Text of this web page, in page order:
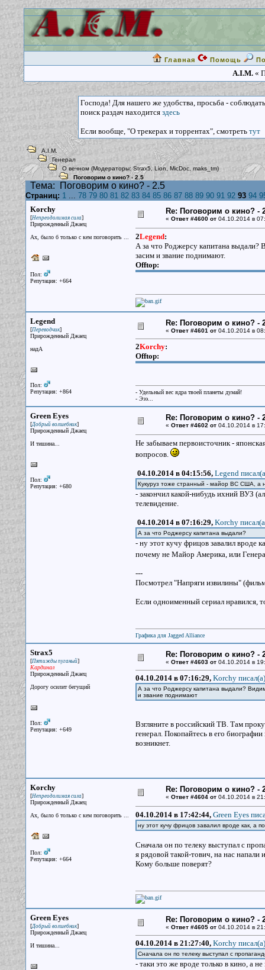
Главная Помощь
A.I.M. «
Господа! Для нашего же удобства, просьба -
поиск раздач находится здесь
Если вообще, "О трекерах и торрентах", смотреть тут
A.I.M.
Генерал
О вечном (Модераторы:Strax5,Lion MicDoc, maks_tm)
Поговорим о кино? - 2.5
Тема: Поговорим о кино? - 2.5
Страниц: 1... 78 79 80 81 82 83 84 85 86 87 88 89 90 91 92 93 94
Korchy
[Непреодолимая сила]
Прирожденный Джаец
Ах, было б только с кем поговорить ...
Пол:
Репутация: +664
Re: Поговорим о кино? -
« Ответ #4600 от04.10.2014 в
2Legend:
А за что Роджерсу капитана выдали?
засим и звание поднимают.
Offtop:
Legend
[Переводчик]
Прирожденный Джаец
надА
Пол:
Репутация: +864
Re: Поговорим о кино? -
« Ответ #4601 от04.10.2014 в
2Korchy:
Offtop:
- Удельный вес ядра твоей планеты думай!
- Эээ...
Green Eyes
[Добрый волшебник]
Прирожденный Джаец
И тишина...
Пол:
Репутация: +680
Re: Поговорим о кино? -
« Ответ #4602 от04.10.2014 в
Не забываем первоисточник -
вопросов.
04.10.2014 в 04:15:56, Legend
Кукуруз тоже странный - майор ВС США, а
- закончил какой-нибудь ихний ВУЗ
телевидение.
04.10.2014 в 07:16:29, Korchy
А за что Роджерсу капитана выдали?
- ну этот кучу фрицов завалил вроде
почему не Майор Америка, или
---
Посмотрел "Напряги извилины"
Если одноименный сериал нравился,
Графика для Jagged Alliance
Strax5
[Пятижды пуганый]
Кардинал
Прирожденный Джаец
Дорогу осилит бегущий
Пол:
Репутация: +649
Re: Поговорим о кино? -
« Ответ #4603 от04.10.2014 в
04.10.2014 в 07:16:29, Korchy писал(a)
А за что Роджерсу капитана выдали?
и звание поднимают
Взгляните в российский ТВ. Там
генерал. Покопайтесь в его
возникнет.
Korchy
[Непреодолимая сила]
Прирожденный Джаец
Ах, было б только с кем поговорить ...
Пол:
Репутация: +664
Re: Поговорим о кино? -
« Ответ #4604 от04.10.2014 в
04.10.2014 в 17:42:44, Green Eyes
ну этот кучу фрицов завалил вроде как, а
Сначала он по телеку выступал с
я рядовой такой-тович, на нас
Кому больше поверят?
Green Eyes
[Добрый волшебник]
Прирожденный Джаец
И тишина...
Re: Поговорим о кино? -
« Ответ #4605 от04.10.2014 в
04.10.2014 в 21:27:40, Korchy писал(a)
Сначала он по телеку выступал с
- таки это же вроде только в кино, а не